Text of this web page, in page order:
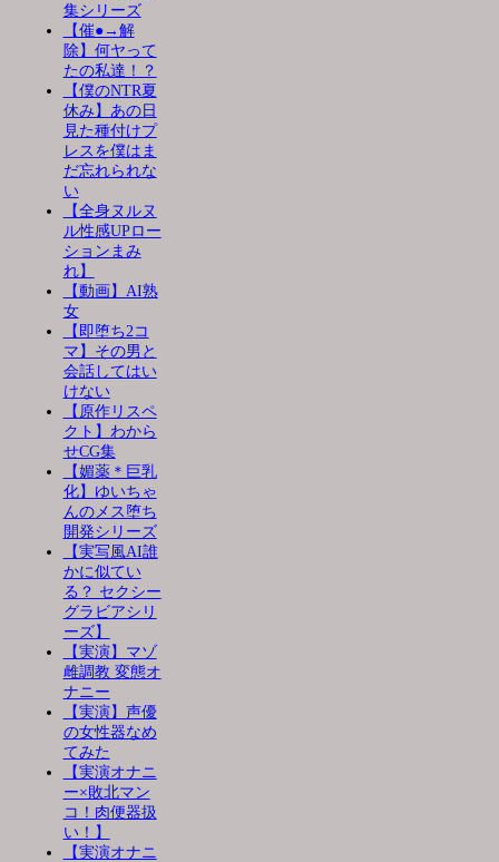
集シリーズ
【催●→解
除】何ヤって
たの私達！？
【僕のNTR夏
休み】あの日
見た種付けプ
レスを僕はま
だ忘れられな
い
【全身ヌルヌ
ル性感UPロー
ションまみ
れ】
【動画】AI熟
女
【即堕ち2コ
マ】その男と
会話してはい
けない
【原作リスペ
クト】わから
せCG集
【媚薬＊巨乳
化】ゆいちゃ
んのメス堕ち
開発シリーズ
【実写風AI誰
かに似てい
る？ セクシー
グラビアシリ
ーズ】
【実演】マゾ
雌調教 変態オ
ナニー
【実演】声優
の女性器なめ
てみた
【実演オナニ
ー×敗北マン
コ！肉便器扱
い！】
【実演オナニ